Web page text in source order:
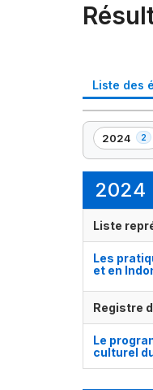
Liste des
2024 2
,
2
2024
Liste
Les
et en
Registre
Le
culturel